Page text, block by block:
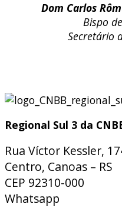
Dom Carlos
Bispo
Secretário
Regional Sul 3 da
Rua Víctor Kessler,
Centro, Canoas – RS
CEP 92310-000
Whatsapp